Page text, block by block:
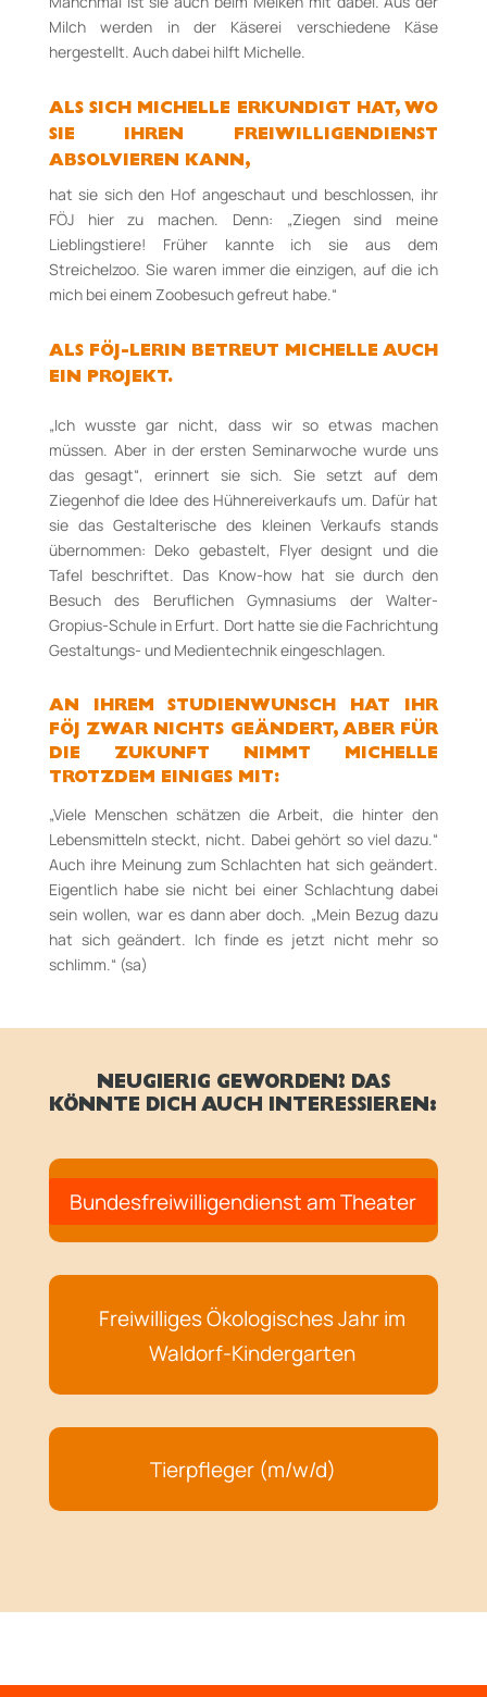
Milch werden in der Käserei verschiedene Käse
hergestellt. Auch dabei hilft Michelle.
ALS SICH MICHELLE ERKUNDIGT HAT, WO
SIE IHREN FREIWILLIGENDIENST
ABSOLVIEREN KANN,
hat sie sich den Hof angeschaut und beschlossen, ihr
FÖJ hier zu machen. Denn: „Ziegen sind meine
Lieblingstiere! Früher kannte ich sie aus dem
Streichelzoo. Sie waren immer die einzigen, auf die ich
mich bei einem Zoobesuch gefreut habe.“
ALS FÖJ-­LERIN BETREUT MICHELLE AUCH
EIN PROJEKT.
„Ich wusste gar nicht, dass wir so etwas machen
müssen. Aber in der ersten Seminarwoche wurde uns
das gesagt“, erinnert sie sich. Sie setzt auf dem
Ziegenhof die Idee des Hühnereiverkaufs um. Dafür hat
sie das Gestalterische des kleinen Verkaufs stands
übernommen: Deko gebastelt, Flyer designt und die
Tafel beschriftet. Das Know­-how hat sie durch den
Besuch des Beruflichen Gymnasiums der Walter-
Gropius-­Schule in Erfurt. Dort hatte sie die Fachrichtung
Gestaltungs-­ und Medientechnik eingeschlagen.
AN IHREM STUDIENWUNSCH HAT IHR
FÖJ ZWAR NICHTS GEÄNDERT, ABER FÜR
DIE ZUKUNFT NIMMT MICHELLE
TROTZDEM EINIGES MIT:
„Viele Menschen schätzen die Arbeit, die hinter den
Lebensmitteln steckt, nicht. Dabei gehört so viel dazu.“
Auch ihre Meinung zum Schlachten hat sich geändert.
Eigentlich habe sie nicht bei einer Schlachtung dabei
sein wollen, war es dann aber doch. „Mein Bezug dazu
hat sich geändert. Ich finde es jetzt nicht mehr so
schlimm.“ (sa)
NEUGIERIG GEWORDEN? DAS
KÖNNTE DICH AUCH INTERESSIEREN:
Bundesfreiwilligendienst am Theater
Freiwilliges Ökologisches Jahr im
Waldorf-Kindergarten
Tierpfleger (m/w/d)